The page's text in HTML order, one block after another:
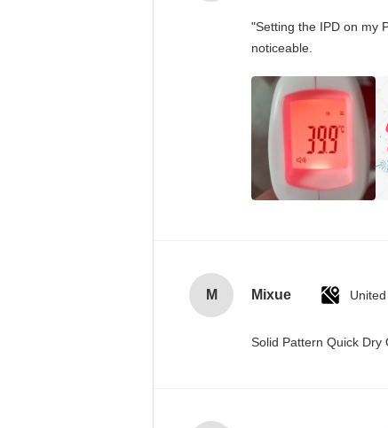
"Setting the IPD on my
noticeable.
M Mixue
Solid Pattern Quick Dry